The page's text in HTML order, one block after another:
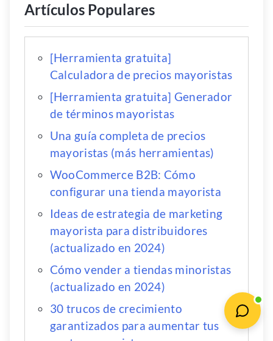
Artículos Populares
[Herramienta gratuita]
Calculadora de precios mayoristas
[Herramienta gratuita] Generador
de términos mayoristas
Una guía completa de precios
mayoristas (más herramientas)
WooCommerce B2B: Cómo
configurar una tienda mayorista
Ideas de estrategia de marketing
mayorista para distribuidores
(actualizado en 2024)
Cómo vender a tiendas minoristas
(actualizado en 2024)
30 trucos de crecimiento
garantizados para aumentar tus